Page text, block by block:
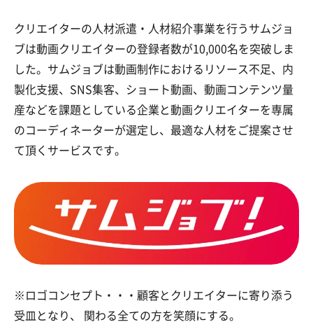
クリエイターの人材派遣・人材紹介事業を行うサムジョ
ブは動画クリエイターの登録者数が10,000名を突破しま
した。サムジョブは動画制作におけるリソース不足、内
製化支援、SNS集客、ショート動画、動画コンテンツ量
産などを課題としている企業と動画クリエイターを専属
のコーディネーターが選定し、最適な人材をご提案させ
て頂くサービスです。
※ロゴコンセプト・・・顧客とクリエイターに寄り添う
受皿となり、 関わる全ての方を笑顔にする。